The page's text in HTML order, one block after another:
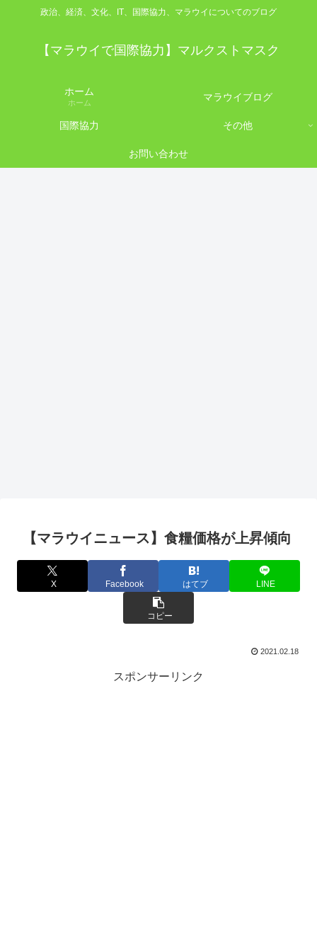
政治、経済、文化、IT、国際協力、マラウイについてのブログ
【マラウイで国際協力】マルクストマスク
ホーム
ホーム マラウイブログ
国際協力 その他
お問い合わせ
【マラウイニュース】食糧価格が上昇傾向
X Facebook はてブ LINE
コピー
2021.02.18
スポンサーリンク